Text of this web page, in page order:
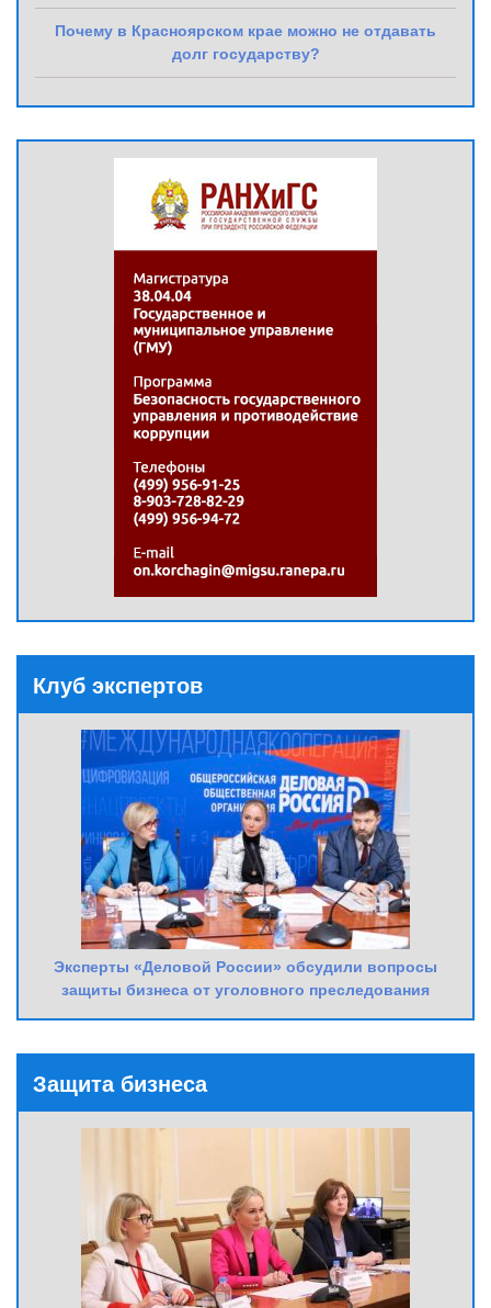
Почему в Красноярском крае можно не отдавать
долг государству?
Клуб экспертов
Эксперты «Деловой России» обсудили вопросы
защиты бизнеса от уголовного преследования
Защита бизнеса